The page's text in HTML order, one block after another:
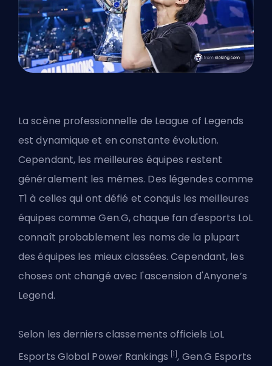
La scène professionnelle de League of Legends
est dynamique et en constante évolution.
Cependant, les meilleures équipes restent
généralement les mêmes. Des légendes comme
T1 à celles qui ont défié et conquis les meilleures
équipes comme Gen.G, chaque fan d'esports LoL
connaît probablement les noms de la plupart
des équipes les mieux classées. Cependant, les
choses ont changé avec l'ascension d'Anyone’s
Legend.
Selon les derniers classements officiels LoL
Esports Global Power Rankings [1] , Gen.G Esports